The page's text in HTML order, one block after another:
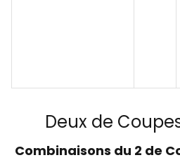
Deux de
Combinaisons du 2 de